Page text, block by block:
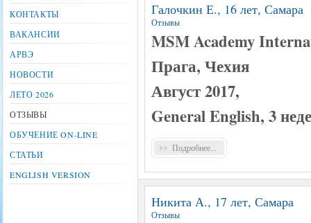
Галочкин Е., 16 лет, Самара
Отзывы
MSM Academy
Прага, Чехия
Август 2017,
General English, 3
Подробнее...
Никита А., 17 лет, Самара
Отзывы
КОНТАКТЫ
ВАКАНСИИ
АРВЭ
НОВОСТИ
ЛЕТО 2026
ОТЗЫВЫ
ОБУЧЕНИЕ ON-LINE
СТАТЬИ
ENGLISH VERSION